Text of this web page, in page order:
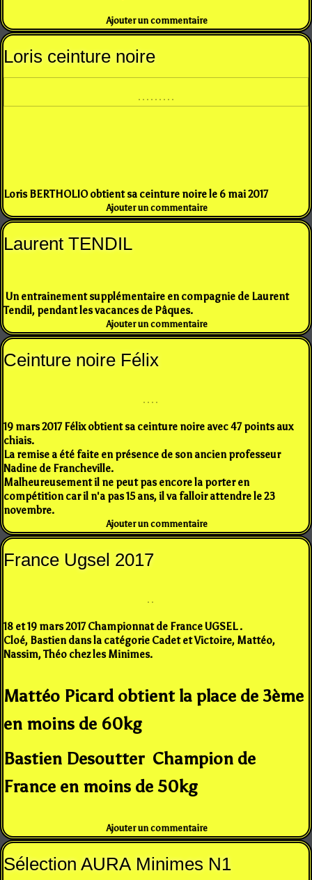
Ajouter un commentaire
Loris ceinture noire
Loris BERTHOLIO obtient sa ceinture noire le 6 mai 2017
Ajouter un commentaire
Laurent TENDIL
Un entrainement supplémentaire en compagnie de Laurent
Tendil, pendant les vacances de Pâques.
Ajouter un commentaire
Ceinture noire Félix
19 mars 2017 Félix obtient sa ceinture noire avec 47 points aux
chiais.
La remise a été faite en présence de son ancien professeur
Nadine de Francheville.
Malheureusement il ne peut pas encore la porter en
compétition car il n'a pas 15 ans, il va falloir attendre le 23
novembre.
Ajouter un commentaire
France Ugsel 2017
18 et 19 mars 2017 Championnat de France UGSEL .
Cloé, Bastien dans la catégorie Cadet et Victoire, Mattéo,
Nassim, Théo chez les Minimes.
Mattéo Picard obtient la place de 3ème
en moins de 60kg
Bastien Desoutter Champion de
France en moins de 50kg
Ajouter un commentaire
Sélection AURA Minimes N1